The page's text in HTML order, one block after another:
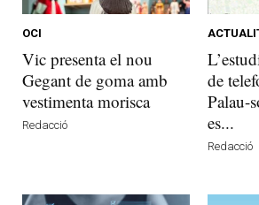
OCI
Vic presenta el nou
Gegant de goma amb
vestimenta morisca
Redacció
de
Palau-
es...
Redacció